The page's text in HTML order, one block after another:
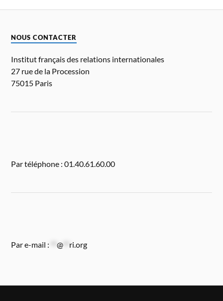
NOUS CONTACTER
Institut français des relations internationales
27 rue de la Procession
75015 Paris
Par téléphone : 01.40.61.60.00
Par e-mail : **@ ri.org